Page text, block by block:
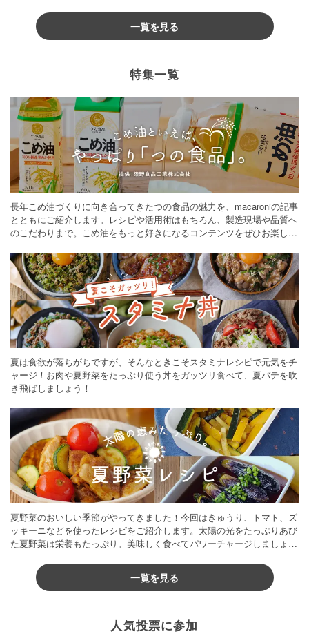
一覧を見る
特集一覧
長年こめ油づくりに向き合ってきたつの食品の魅力を、macaroniの記事
とともにご紹介します。レシピや活用術はもちろん、製造現場や品質へ
のこだわりまで。こめ油をもっと好きになるコンテンツをぜひお楽しみ
夏は食欲が落ちがちですが、そんなときこそスタミナレシピで元気をチ
ャージ！お肉や夏野菜をたっぷり使う丼をガッツリ食べて、夏バテを吹
き飛ばしましょう！
夏野菜のおいしい季節がやってきました！今回はきゅうり、トマト、ズ
ッキーニなどを使ったレシピをご紹介します。太陽の光をたっぷりあび
た夏野菜は栄養もたっぷり。美味しく食べてパワーチャージしましょう
一覧を見る
人気投票に参加